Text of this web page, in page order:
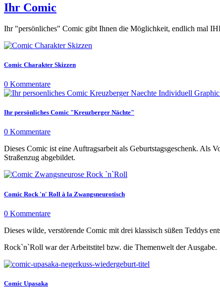
Ihr Comic
Ihr "persönliches" Comic gibt Ihnen die Möglichkeit, endlich mal
Comic Charakter Skizzen
0 Kommentare
Ihr persönliches Comic "Kreuzberger Nächte"
0 Kommentare
Dieses Comic ist eine Auftragsarbeit als Geburtstagsgeschenk. Als
Straßenzug abgebildet.
Comic Rock 'n' Roll à la Zwangsneurotisch
0 Kommentare
Dieses wilde, verstörende Comic mit drei klassisch süßen Teddys
Rock`n`Roll war der Arbeitstitel bzw. die Themenwelt der Ausgabe.
Comic Upasaka